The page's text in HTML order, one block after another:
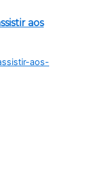
aos